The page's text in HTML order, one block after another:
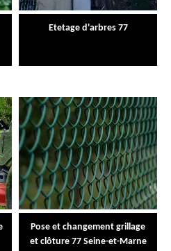
Etetage d'arbres 77
Pose et changement grillage
et clôture 77 Seine-et-Marne